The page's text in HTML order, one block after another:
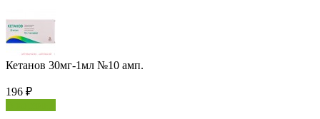
Кетанов 30мг-1мл №10 амп.
196 ₽